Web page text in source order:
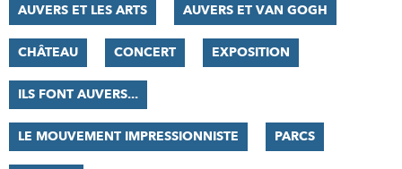
AUVERS ET LES ARTS AUVERS ET VAN GOGH
CHÂTEAU CONCERT EXPOSITION
ILS FONT AUVERS...
LE MOUVEMENT IMPRESSIONNISTE PARCS